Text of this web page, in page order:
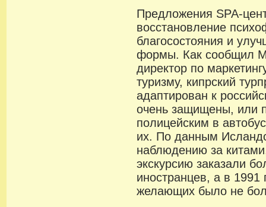
Предложения SPA-
восстановление
благосостояния и
формы. Как сообщил
директор по
туризму, кипрский
адаптирован к
очень защищены, или
полицейским в
их. По данным
наблюдению за
экскурсию заказали
иностранцев, а в 1991
желающих было не